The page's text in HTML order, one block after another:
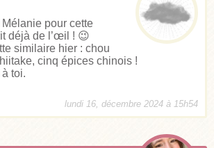
pour cette
déjà de l’œil ! 😉
similaire hier : chou
cinq épices chinois !
toi.
lundi 16, décembre 2024 à 15h54